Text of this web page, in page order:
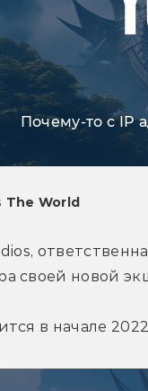
Почему-то с IP
The World
своей новой
в начале